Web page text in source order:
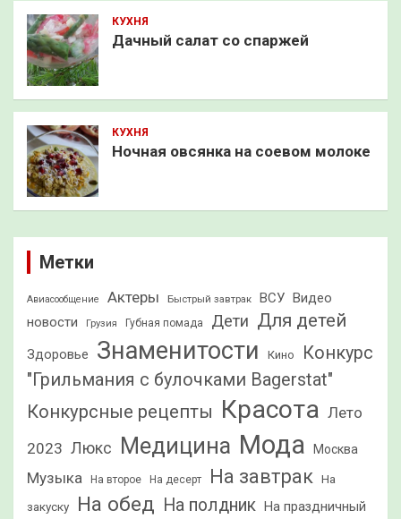
КУХНЯ
Дачный салат со спаржей
КУХНЯ
Ночная овсянка на соевом молоке
Метки
Авиасообщение Актеры Быстрый завтрак ВСУ
Видео
новости
Грузия Губная помада Дети Для детей
Здоровье Знаменитости Кино
Конкурс
"Грильмания с булочками Bagerstat"
Конкурсные рецепты Красота Лето
2023 Люкс Медицина Мода Москва
Музыка На второе На десерт На завтрак На
закуску На обед На полдник
На праздничный